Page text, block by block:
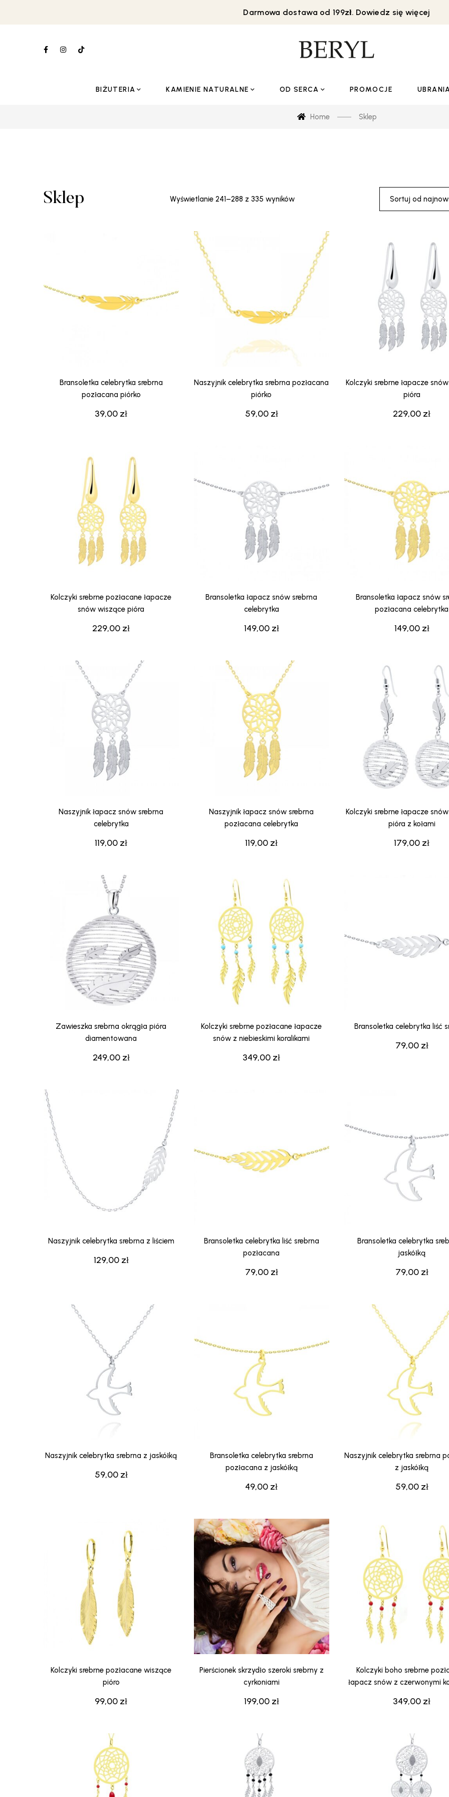
Darmowa dostawa od 199zł. Dowiedz się więcej
BIŻUTERIA KAMIENIE NATURALNE OD SERCA PROMOCJE
Home Sklep
Sklep Wyświetlanie 241–288 z 335 wynikówPosortowane
Sortuj od
39,00 zł
Bransoletka celebrytka srebrna
pozłacana piórko
59,00 zł
Naszyjnik celebrytka srebrna pozłacana
piórko
229,00 zł
Kolczyki srebrne łapacze
pióra
229,00 zł
Kolczyki srebrne pozłacane łapacze
snów wiszące pióra
149,00 zł
Bransoletka łapacz snów srebrna
celebrytka
149,00 zł
Bransoletka łapacz snów
pozłacana celebrytka
119,00 zł
Naszyjnik łapacz snów srebrna
celebrytka
119,00 zł
Naszyjnik łapacz snów srebrna
pozłacana celebrytka
179,00 zł
Kolczyki srebrne łapacze
pióra z kołami
249,00 zł
Zawieszka srebrna okrągła pióra
diamentowana
349,00 zł
Kolczyki srebrne pozłacane łapacze
snów z niebieskimi koralikami
79,00 zł
Bransoletka celebrytka liść
129,00 zł
Naszyjnik celebrytka srebrna z liściem
79,00 zł
Bransoletka celebrytka liść srebrna
pozłacana
79,00 zł
Bransoletka celebrytka
jaskółką
59,00 zł
Naszyjnik celebrytka srebrna z jaskółką
49,00 zł
Bransoletka celebrytka srebrna
pozłacana z jaskółką
59,00 zł
Naszyjnik celebrytka srebrna
z jaskółką
99,00 zł
Kolczyki srebrne pozłacane wiszące
pióro
199,00 zł
Pierścionek skrzydło szeroki srebrny z
cyrkoniami
349,00 zł
Kolczyki boho srebrne
łapacz snów z czerwonymi